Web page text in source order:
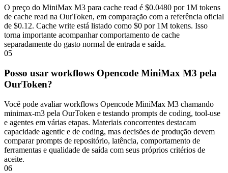
O preço do MiniMax M3 para cache read é $0.0480 por 1M tokens
de cache read na OurToken, em comparação com a referência oficial
de $0.12. Cache write está listado como $0 por 1M tokens. Isso
torna importante acompanhar comportamento de cache
separadamente do gasto normal de entrada e saída.
05
Posso usar workflows Opencode MiniMax M3 pela
OurToken?
Você pode avaliar workflows Opencode MiniMax M3 chamando
minimax-m3 pela OurToken e testando prompts de coding, tool-use
e agentes em várias etapas. Materiais concorrentes destacam
capacidade agentic e de coding, mas decisões de produção devem
comparar prompts de repositório, latência, comportamento de
ferramentas e qualidade de saída com seus próprios critérios de
aceite.
06